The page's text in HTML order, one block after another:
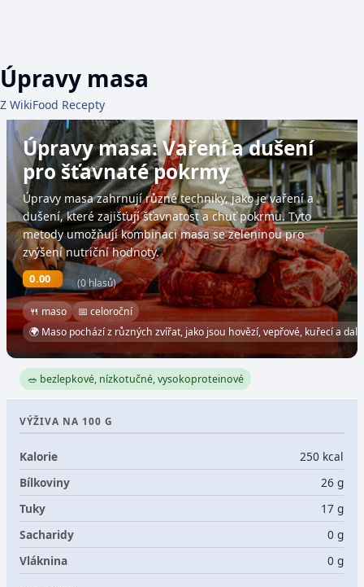
Úpravy masa
Z WikiFood Recepty
Úpravy masa: Vaření a dušení
pro šťavnaté pokrmy
Úpravy masa zahrnují různé techniky, jako je vaření a
dušení, které zajišťují šťavnatost a chuť pokrmu. Tyto
metody umožňují kombinaci masa se zeleninou pro
zvýšení nutriční hodnoty.
0.00 (0 hlasů)
🍴 maso
📅 celoroční
🌍 Maso pochází z různých zvířat, jako jsou hovězí, vepřové, kuřecí a
🥗 bezlepkové, nízkotučné, vysokoproteinové
VÝŽIVA NA 100 G
Kalorie
250 kcal
Bílkoviny
26 g
Tuky
17 g
Sacharidy
0 g
Vláknina
0 g